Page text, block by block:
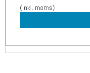
(inkl. moms)